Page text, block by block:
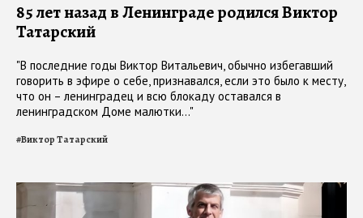
85 лет назад в Ленинграде родился Виктор
Татарский
"В последние годы Виктор Витальевич, обычно избегавший
говорить в эфире о себе, признавался, если это было к месту,
что он – ленинградец и всю блокаду оставался в
ленинградском Доме малютки..."
#Виктор Татарский